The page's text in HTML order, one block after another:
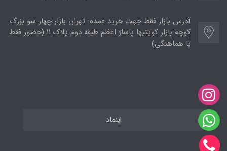
آدرس بازار فقط جهت خرید عمده: تهران بازار چهار سو بزرگ
کوچه بازار کویتیها پاساژ اعظم طبقه دوم پلاک ۱۱ (حضور فقط
با هماهنگی)
اینماد